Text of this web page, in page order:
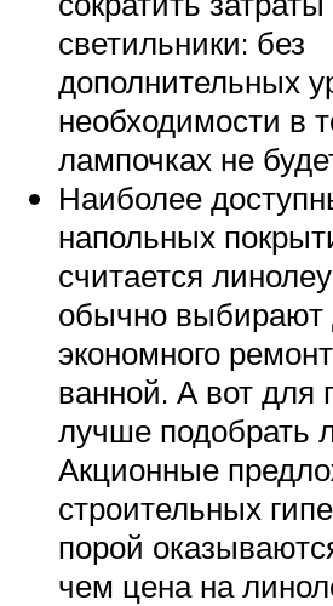
светильники: без
дополнительных
необходимости в
лампочках не
Наиболее
напольных
считается
обычно выбирают
экономного
ванной. А вот для
лучше подобрать
Акционные
строительных
порой
чем цена на